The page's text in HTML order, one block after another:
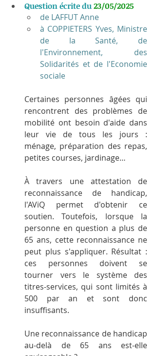
Question écrite du 23/05/2025
de LAFFUT Anne
à COPPIETERS Yves, Ministre
de la Santé, de
l'Environnement, des
Solidarités et de l'Economie
sociale
Certaines personnes âgées qui
rencontrent des problèmes de
mobilité ont besoin d'aide dans
leur vie de tous les jours :
ménage, préparation des repas,
petites courses, jardinage…
À travers une attestation de
reconnaissance de handicap,
l'AViQ permet d'obtenir ce
soutien. Toutefois, lorsque la
personne en question a plus de
65 ans, cette reconnaissance ne
peut plus s'appliquer. Résultat :
ces personnes doivent se
tourner vers le système des
titres-services, qui sont limités à
500 par an et sont donc
insuffisants.
Une reconnaissance de handicap
au-delà de 65 ans est-elle